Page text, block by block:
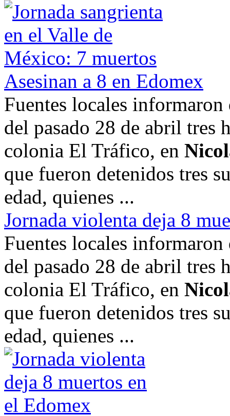
Asesinan a 8 en Edomex
Fuentes locales
del pasado 28 de abril tres
colonia El Tráfico, en
que fueron detenidos tres
edad, quienes ...
Jornada violenta deja 8
Fuentes locales
del pasado 28 de abril tres
colonia El Tráfico, en
que fueron detenidos tres
edad, quienes ...